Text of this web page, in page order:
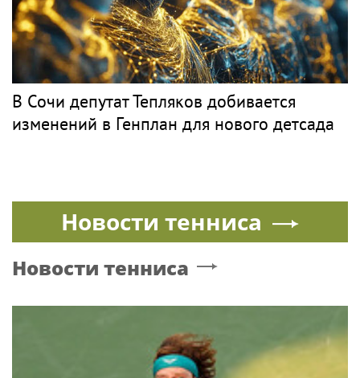
В Сочи депутат Тепляков добивается
изменений в Генплан для нового детсада
Новости тенниса
Новости тенниса